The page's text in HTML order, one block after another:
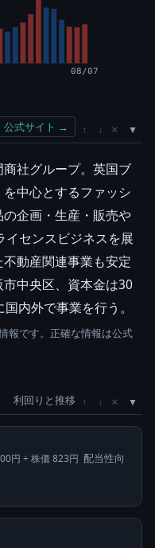
08/07
公式サイト → ↑ ↓ ×
社グループ。英国ブ
を中心とするファッシ
企画・生産・販売や
イセンスビジネスを展
動産関連事業も安定
中央区、資本金は30
内外で事業を行う。
報です。正確な情報は公式
利回りと推移 ↑ ↓ ×
円 ÷ 株価 823円 配当性向